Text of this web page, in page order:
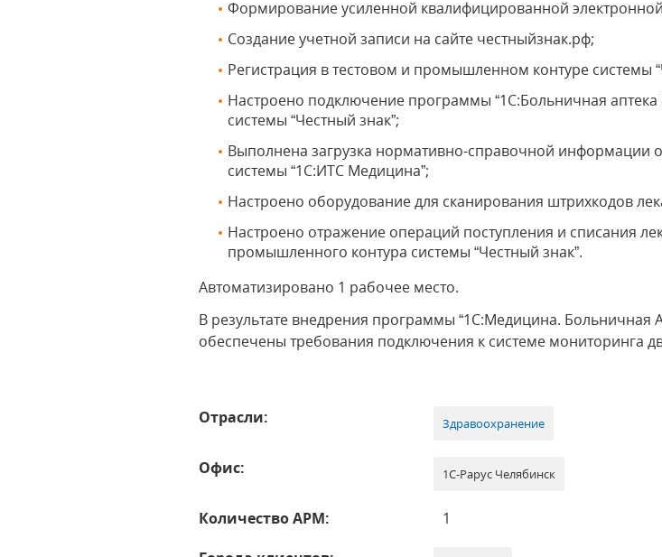
Формирование усиленной квалифицированной
Создание учетной записи на сайте честныйзнак.рф;
Регистрация в тестовом и промышленном контуре системы
Настроено подключение программы “1С:Больничная
системы “Честный знак”;
Выполнена загрузка нормативно-справочной информации
системы “1С:ИТС Медицина”;
Настроено оборудование для сканирования штрихкодов
Настроено отражение операций поступления и списания
промышленного контура системы “Честный знак”.
Автоматизировано 1 рабочее место.
В результате внедрения программы “1С:Медицина. Больничная
обеспечены требования подключения к системе мониторинга
Отрасли: Здравоохранение
Офис: 1С-Рарус Челябинск
Количество АРМ:
1